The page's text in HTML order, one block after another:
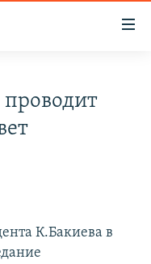
К.Бакиева в